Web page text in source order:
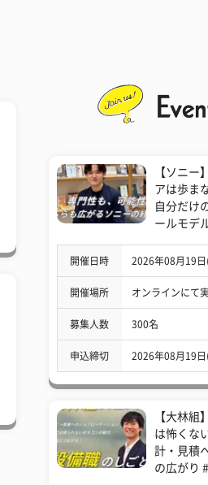
【ソニー
アは歩ま
自分だけ
ールモデ
開催日時 2026年08月19
開催場所 オンラインにて
募集人数 300名
申込締切 2026年08月19日
【大林組
は怖くな
計・見積
の広がり